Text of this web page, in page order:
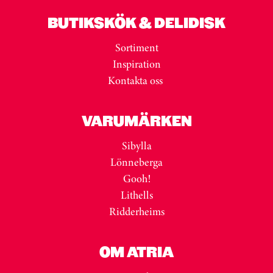
BUTIKSKÖK & DELIDISK
Sortiment
Inspiration
Kontakta oss
VARUMÄRKEN
Sibylla
Lönneberga
Gooh!
Lithells
Ridderheims
OM ATRIA